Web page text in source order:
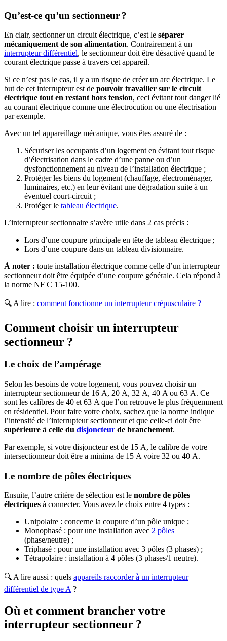
Qu’est-ce qu’un sectionneur ?
En clair, sectionner un circuit électrique, c’est le séparer
mécaniquement de son alimentation. Contrairement à un
interrupteur différentiel, le sectionneur doit être désactivé quand le
courant électrique passe à travers cet appareil.
Si ce n’est pas le cas, il y a un risque de créer un arc électrique. Le
but de cet interrupteur est de pouvoir travailler sur le circuit
électrique tout en restant hors tension, ceci évitant tout danger lié
au courant électrique comme une électrocution ou une électrisation
par exemple.
Avec un tel appareillage mécanique, vous êtes assuré de :
Sécuriser les occupants d’un logement en évitant tout risque
d’électrisation dans le cadre d’une panne ou d’un
dysfonctionnement au niveau de l’installation électrique ;
Protéger les biens du logement (chauffage, électroménager,
luminaires, etc.) en leur évitant une dégradation suite à un
éventuel court-circuit ;
Protéger le tableau électrique.
L’interrupteur sectionnaire s’avère utile dans 2 cas précis :
Lors d’une coupure principale en tête de tableau électrique ;
Lors d’une coupure dans un tableau divisionnaire.
À noter : toute installation électrique comme celle d’un interrupteur
sectionneur doit être équipée d’une coupure générale. Cela répond à
la norme NF C 15-100.
🔍 A lire : comment fonctionne un interrupteur crépusculaire ?
Comment choisir un interrupteur
sectionneur ?
Le choix de l’ampérage
Selon les besoins de votre logement, vous pouvez choisir un
interrupteur sectionneur de 16 A, 20 A, 32 A, 40 A ou 63 A. Ce
sont les calibres de 40 et 63 A que l’on retrouve le plus fréquemment
en résidentiel. Pour faire votre choix, sachez que la norme indique
l’intensité de l’interrupteur sectionneur et que celle-ci doit être
supérieure à celle du disjoncteur de branchement.
Par exemple, si votre disjoncteur est de 15 A, le calibre de votre
intersectionneur doit être a minima de 15 A voire 32 ou 40 A.
Le nombre de pôles électriques
Ensuite, l’autre critère de sélection est le nombre de pôles
électriques à connecter. Vous avez le choix entre 4 types :
Unipolaire : concerne la coupure d’un pôle unique ;
Monophasé : pour une installation avec 2 pôles
(phase/neutre) ;
Triphasé : pour une installation avec 3 pôles (3 phases) ;
Tétrapolaire : installation à 4 pôles (3 phases/1 neutre).
🔍 A lire aussi : quels appareils raccorder à un interrupteur
différentiel de type A ?
Où et comment brancher votre
interrupteur sectionneur ?